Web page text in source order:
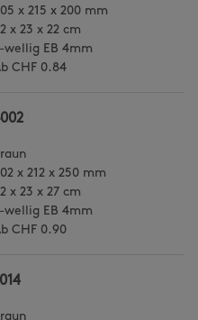
x 215 x 200 mm
x 23 x 22 cm
wellig EB 4mm
CHF 0.84
x 212 x 250 mm
x 23 x 27 cm
wellig EB 4mm
CHF 0.90